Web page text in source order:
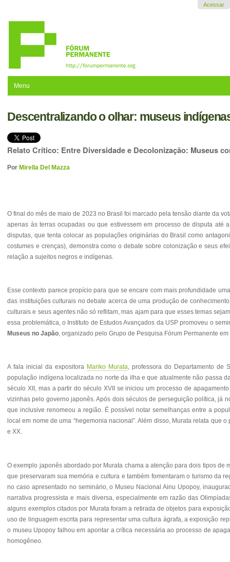
navegação
Acessar
Menu
Descentralizando o olhar: museus
Relato Crítico: Entre Diversidade e Decolonização: Museus
PorMirella Del Mazza
O final do mês de maio de 2023 no Brasil foi marcado pela tensão diante da
apenas às terras ocupadas ou que estivessem em processo de disputa
disputas, que tenta colocar as populações originárias do Brasil como
costumes e crenças), demonstra como o debate sobre colonização e seus
relação a sujeitos negros e indígenas.
Esse contexto parece propício para que se encare com mais profundidade
das instituições culturais no debate acerca de uma produção de
culturais e seus agentes não só reflitam, mas ajam para que esses temas
essa problemática, o Instituto de Estudos Avançados da USP promoveu o
Museus no Japão , organizado pelo Grupo de Pesquisa Fórum Permanente
A fala inicial da expositora Mariko Murata , professora do Departamento de
população indígena localizada no norte da ilha e que atualmente não passa
século XII, mas a partir do século XVII se iniciou um processo de
vizinhas pelo governo japonês. Após dois séculos de perseguição política, já
que inclusive renomeou a região. É possível notar semelhanças entre a
local em nome de uma “hegemonia nacional”. Além disso, Murata relata que
e XX.
O exemplo japonês abordado por Murata chama a atenção para dois tipos
que preservaram sua memória e cultura e também fomentaram o turismo da
no caso apresentado no seminário, o Museu Nacional Ainu Upopoy,
narrativa progressista e mais diversa, especialmente em razão das
alguns exemplos citados por Murata foram a retirada de objetos para
uso de linguagem escrita para representar uma cultura ágrafa, a exposição
o museu Upopoy falhou em apontar a crítica necessária ao processo de
homogêneo.